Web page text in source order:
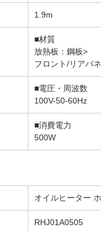
1.9m
■材質
放熱板：鋼板>
フロント/リアパ
■電圧・周波数
100V-50-60Hz
■消費電力
500W
オイルヒーター
RHJ01A0505